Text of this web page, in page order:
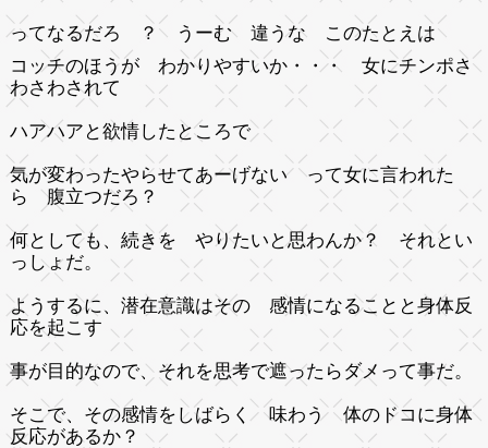
ってなるだろ ？ うーむ 違うな このたとえは
コッチのほうが わかりやすいか・・・ 女にチンポさ
わさわされて
ハアハアと欲情したところで
気が変わったやらせてあーげない って女に言われた
ら 腹立つだろ？
何としても、続きを やりたいと思わんか？ それとい
っしょだ。
ようするに、潜在意識はその 感情になることと身体反
応を起こす
事が目的なので、それを思考で遮ったらダメって事だ。
そこで、その感情をしばらく 味わう 体のドコに身体
反応があるか？